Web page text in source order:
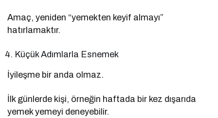
Amaç, yeniden “yemekten keyif almayı”
hatırlamaktır.
Küçük Adımlarla Esnemek
İyileşme bir anda olmaz.
İlk günlerde kişi, örneğin haftada bir kez dışarıda
yemek yemeyi deneyebilir.